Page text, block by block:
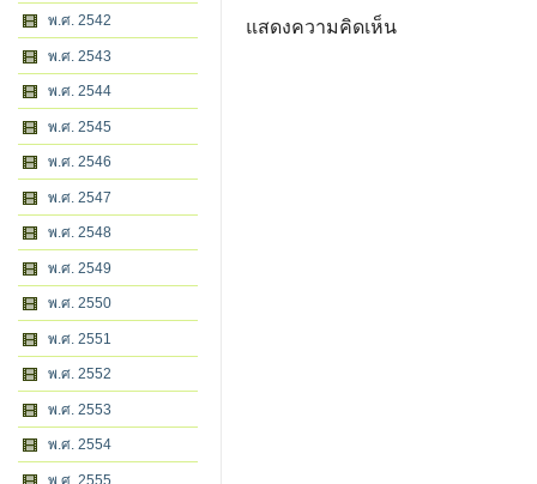
พ.ศ. 2542
พ.ศ. 2543
พ.ศ. 2544
พ.ศ. 2545
พ.ศ. 2546
พ.ศ. 2547
พ.ศ. 2548
พ.ศ. 2549
พ.ศ. 2550
พ.ศ. 2551
พ.ศ. 2552
พ.ศ. 2553
พ.ศ. 2554
พ.ศ. 2555
แสดงความคิดเห็น